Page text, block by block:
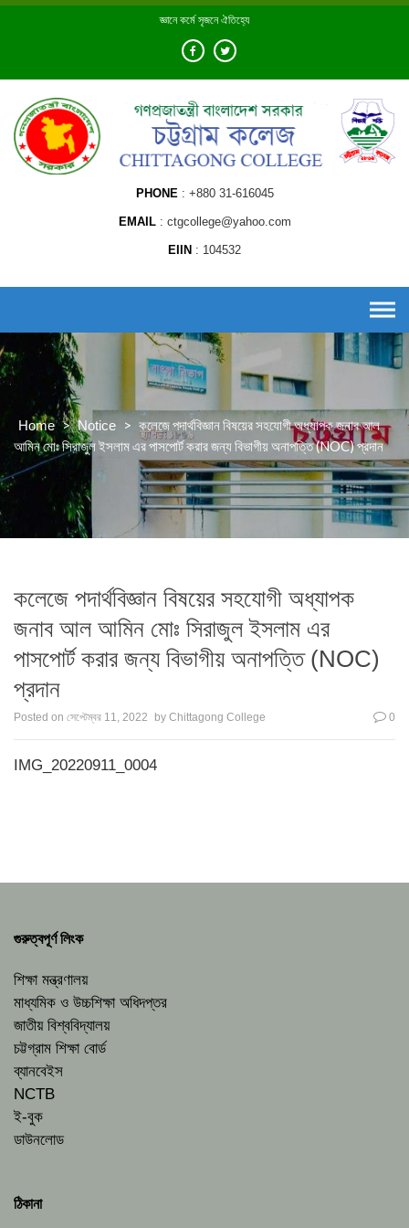
Skip
জ্ঞানে কর্মে সৃজনে ঐতিহ্যে
PHONE +880 31-616045
EMAIL ctgcollege@yahoo.com
EIIN 104532
Home > Notice > কলেজে পদার্থবিজ্ঞান বিষয়ের সহযোগী অধ্যাপক জনাব আল
আমিন মোঃ সিরাজুল ইসলাম এর পাসপোর্ট করার জন্য বিভাগীয় অনাপত্তি (NOC) প্রদান
কলেজে পদার্থবিজ্ঞান বিষয়ের সহযোগী অধ্যাপক
জনাব আল আমিন মোঃ সিরাজুল ইসলাম এর
পাসপোর্ট করার জন্য বিভাগীয় অনাপত্তি (NOC)
প্রদান
Posted on সেপ্টেম্বর 11, 2022 by Chittagong College 0
IMG_20220911_0004
গুরুত্বপূর্ণ লিংক
শিক্ষা মন্ত্রণালয়
মাধ্যমিক ও উচ্চশিক্ষা অধিদপ্তর
জাতীয় বিশ্ববিদ্যালয়
চট্টগ্রাম শিক্ষা বোর্ড
ব্যানবেইস
NCTB
ই-বুক
ডাউনলোড
ঠিকানা